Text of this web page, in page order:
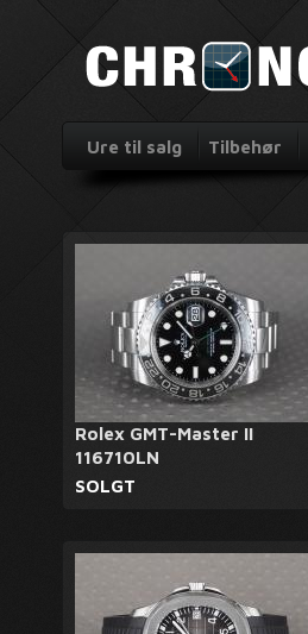
Ure til salg Tilbehør
Rolex GMT-Master II
116710LN
SOLGT